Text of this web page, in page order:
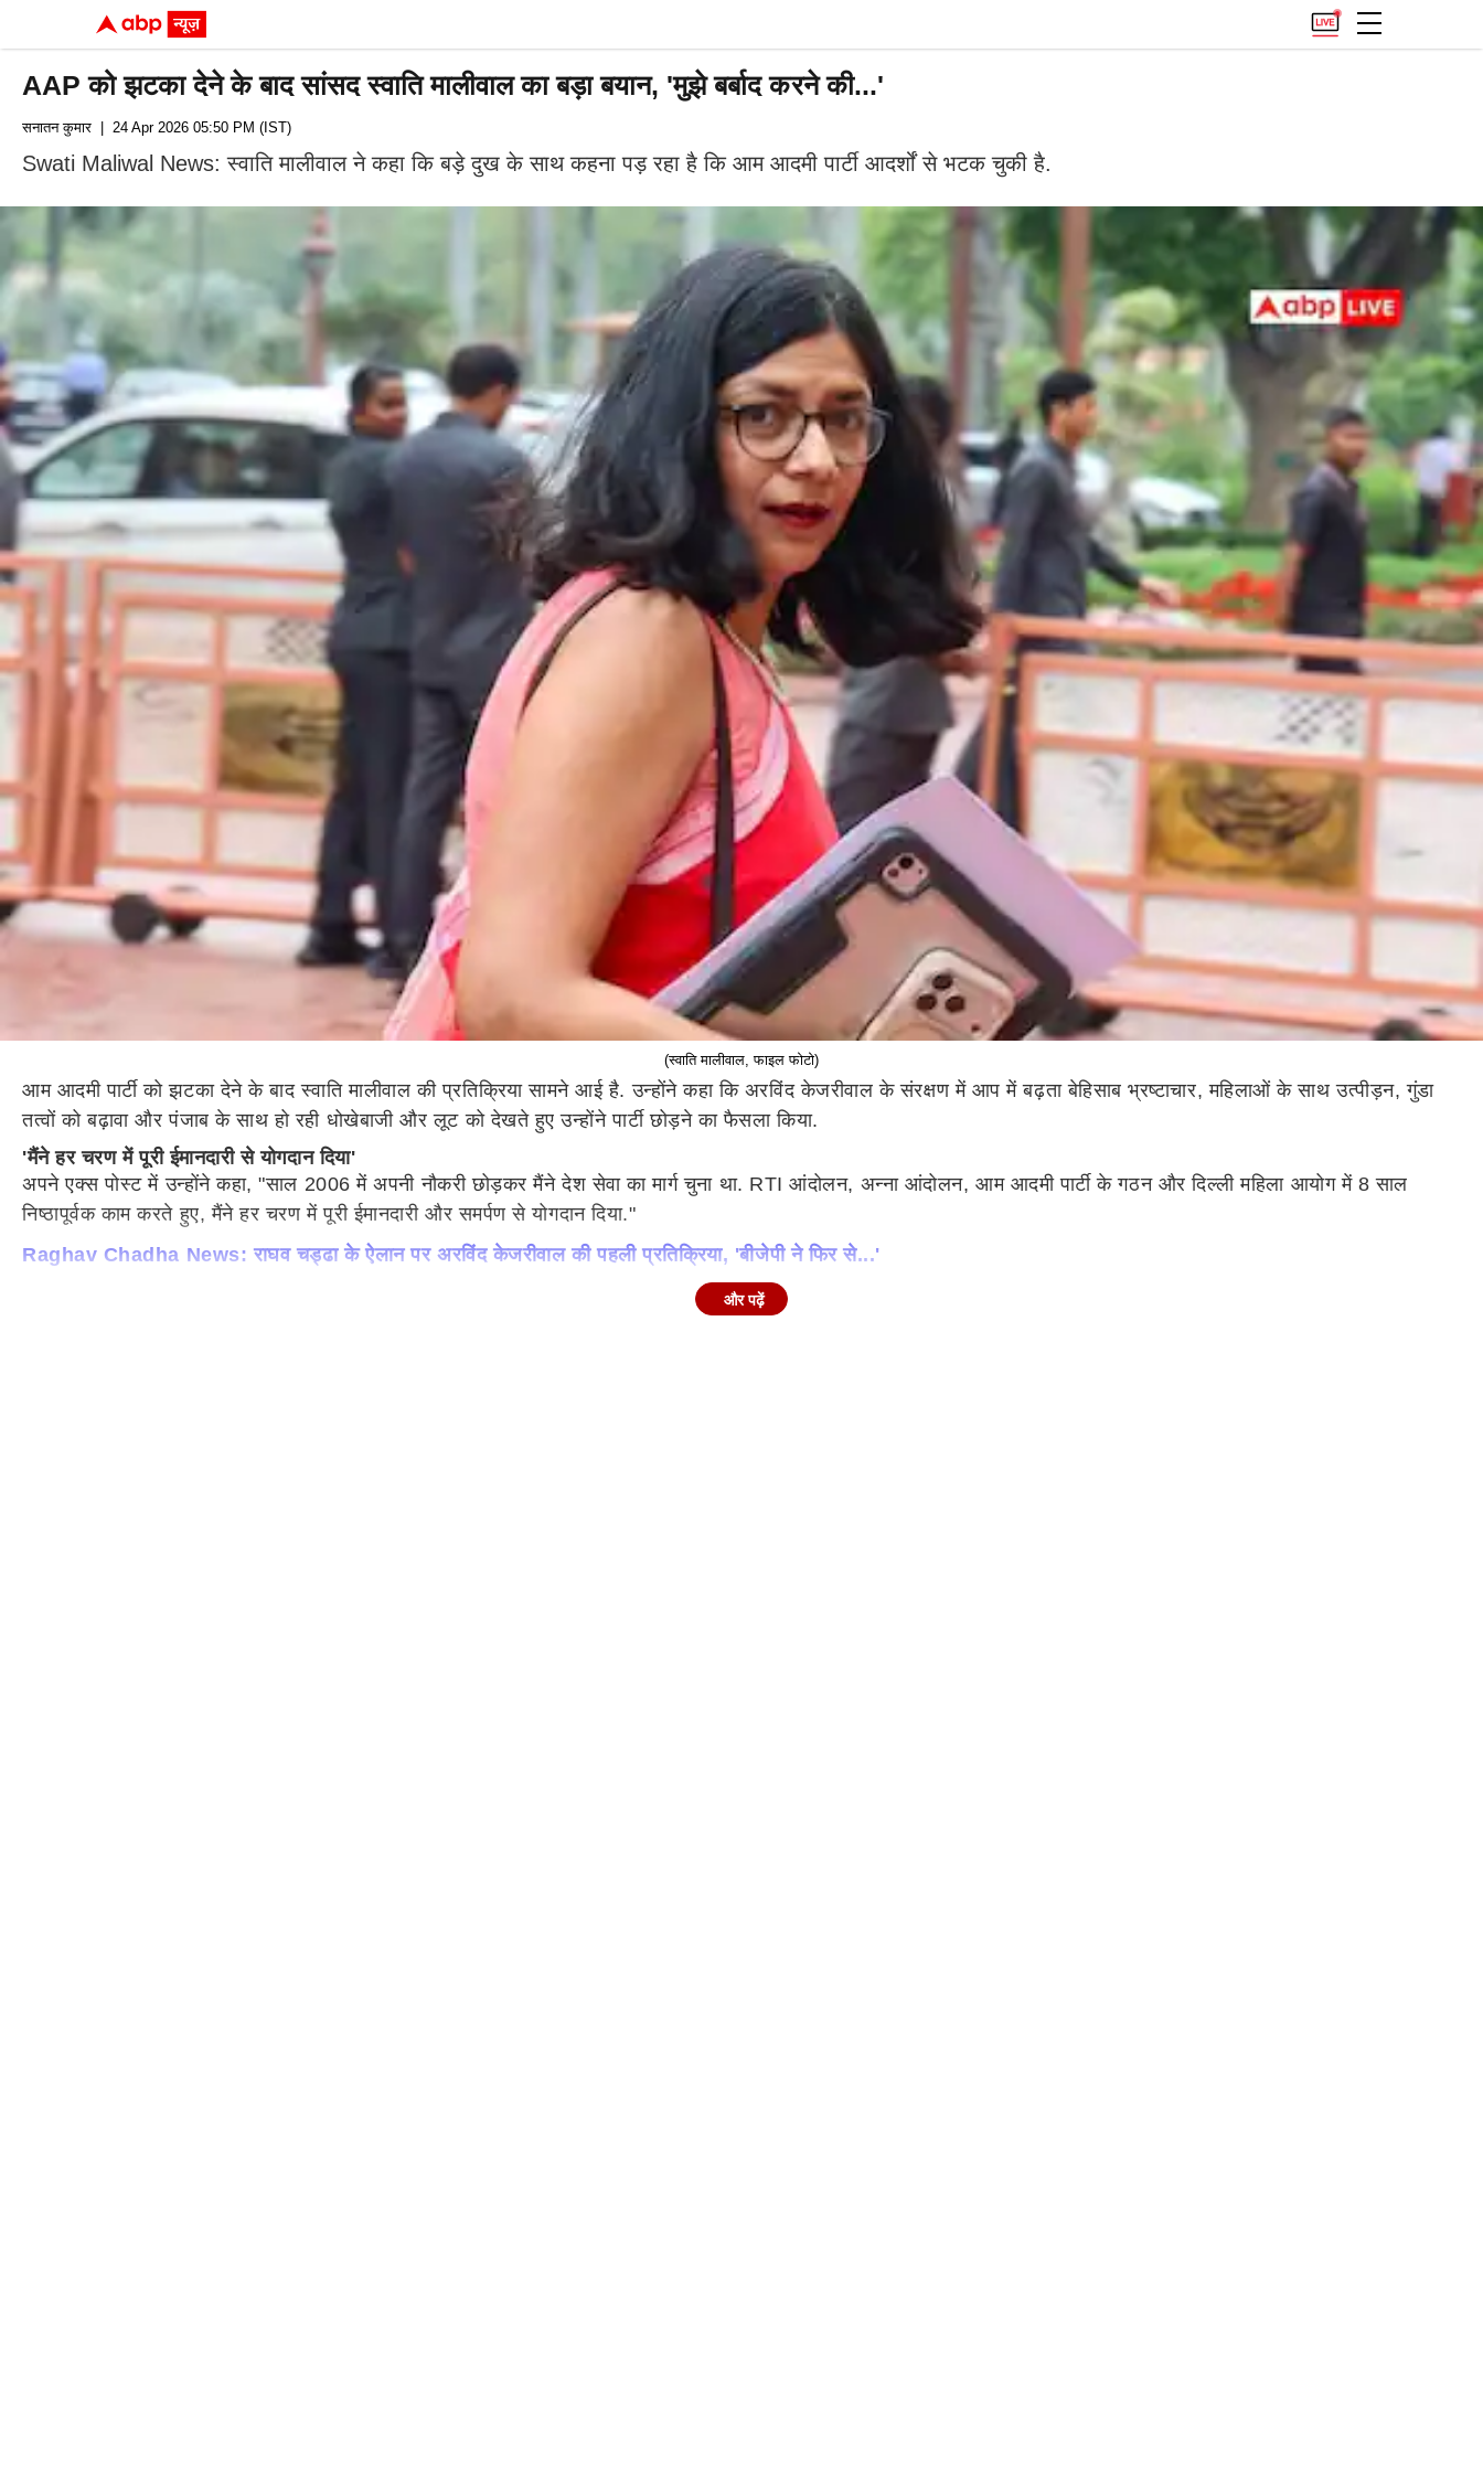
AAP को झटका देने के बाद सांसद स्वाति मालीवाल का बड़ा बयान, 'मुझे बर्बाद करने की...'
सनातन कुमार | 24 Apr 2026 05:50 PM (IST)
Swati Maliwal News: स्वाति मालीवाल ने कहा कि बड़े दुख के साथ कहना पड़ रहा है कि आम आदमी पार्टी आदर्शों से भटक चुकी है.
(स्वाति मालीवाल, फाइल फोटो)
आम आदमी पार्टी को झटका देने के बाद स्वाति मालीवाल की प्रतिक्रिया सामने आई है. उन्होंने कहा कि अरविंद केजरीवाल के संरक्षण में आप में बढ़ता बेहिसाब भ्रष्टाचार, महिलाओं के साथ उत्पीड़न, गुंडा
तत्वों को बढ़ावा और पंजाब के साथ हो रही धोखेबाजी और लूट को देखते हुए उन्होंने पार्टी छोड़ने का फैसला किया.
'मैंने हर चरण में पूरी ईमानदारी से योगदान दिया'
अपने एक्स पोस्ट में उन्होंने कहा, "साल 2006 में अपनी नौकरी छोड़कर मैंने देश सेवा का मार्ग चुना था. RTI आंदोलन, अन्ना आंदोलन, आम आदमी पार्टी के गठन और दिल्ली महिला आयोग में 8 साल
निष्ठापूर्वक काम करते हुए, मैंने हर चरण में पूरी ईमानदारी और समर्पण से योगदान दिया."
Raghav Chadha News: राघव चड्ढा के ऐलान पर अरविंद केजरीवाल की पहली प्रतिक्रिया, 'बीजेपी ने फिर से...'
स्वाति मालीवाल ने आगे कहा, "जिन सिद्धांतों, मूल्यों और ईमानदार राजनीति के संकल्प के साथ हमने यह सफर शुरू किया था, आज बड़े दुख के साथ कहना पड़ रहा है कि अरविंद केजरीवाल जी और उनके
और पढ़ें